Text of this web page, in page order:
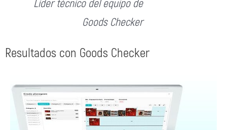
Líder técnico del equipo de
Goods Checker
Resultados con Goods Checker